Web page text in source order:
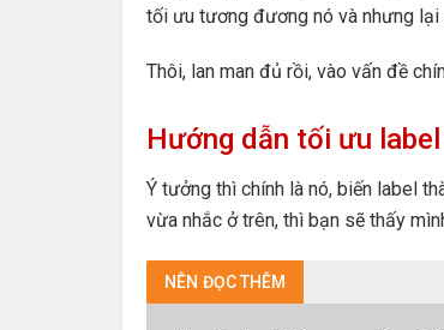
tối ưu tương đương nó và nhưng lại
Thôi, lan man đủ rồi, vào vấn đề
Hướng dẫn tối ưu
Ý tưởng thì chính là nó, biến label
vừa nhắc ở trên, thì bạn sẽ thấy
NÊN ĐỌC THÊM